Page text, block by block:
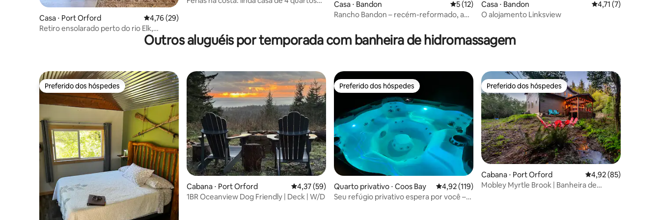
Casa ⋅ Port Orford 4,76 de uma avaliação média de 5, 29 avaliações
4,76 (29)
Retiro ensolarado perto do rio Elk,
animais de estimação são bem-vindos
Casa ⋅ Bandon 5 de uma avaliação média de 5, 12 avaliações
5 (12)
Rancho Bandon – recém-reformado, ao
Casa ⋅ Bandon 4,71 de uma
4,71 (7)
O alojamento Linksview
Outros aluguéis por temporada com banheira de hidromassagem
Preferido dos hóspedes
Preferido dos hóspedes
Cabana ⋅ Port Orford 4,37 de uma avaliação média de 5, 59 avaliações
4,37 (59)
1BR Oceanview Dog Friendly | Deck | W/D
Preferido dos hóspedes
Preferido dos hóspedes
Quarto privativo ⋅ Coos Bay 4,92 de uma avaliação média de 5, 119 avaliações
4,92 (119)
Seu refúgio privativo espera por você –
Preferido dos hóspedes
Preferido dos hóspedes
Cabana ⋅ Port Orford 4,92 de uma
4,92 (85)
Mobley Myrtle Brook | Banheira de